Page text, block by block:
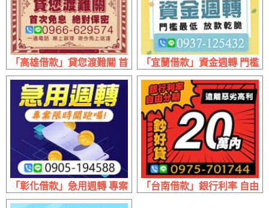
「高雄借款」貸您渡難關 首次免息絕對保密 | 1~50萬 利率優
「宜蘭借款」資金週轉 門檻
「彰化借款」急用週轉 專案限時開跑「台南借款」銀行利率 自由